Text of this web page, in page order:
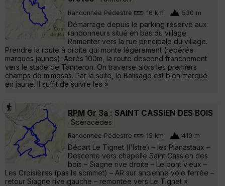
Randonnée Pédestre 16 km 530 m
Démarrage depuis le parking réservé aux
randonneurs situé en bas du village.
Remonter vers la rue principale du village.
Prendre la route à droite qui monte légèrement (repérée
marques jaunes). Après 100m, la route descend franchement
vers le stade de Tanneron. On traverse alors les premiers
champs de mimosas. Par la suite, le Balisage est bien marqué
en jaune. Il suffit de suivre les »
RPM Gr 3a : SAINT CASSIEN DES BOIS
Spéracèdes
Randonnée Pédestre 15 km 410 m
Départ Le Tignet (l'Istre) – les Planastaux –
Descente vers chapelle Saint Cassien des
bois – Siagne rive droite – Le pont vieux –
Les Croisières (pas le sommet) – AR sur ancienne voie ferrée –
retour Siagne rive gauche – remontée vers Le Tignet »